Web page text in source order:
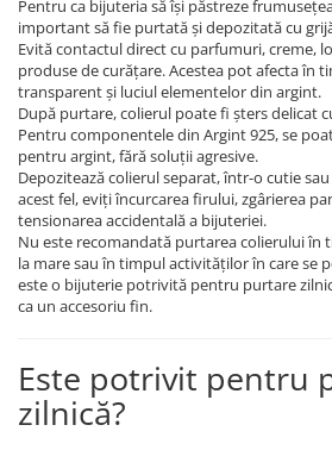
Pentru ca bijuteria să își păstreze
important să fie purtată și depozitată cu
Evită contactul direct cu parfumuri, creme,
produse de curățare. Acestea pot afecta în
transparent și luciul elementelor din argint.
După purtare, colierul poate fi șters delicat
Pentru componentele din Argint 925, se
pentru argint, fără soluții agresive.
Depozitează colierul separat, într-o cutie
acest fel, eviți încurcarea firului, zgârierea
tensionarea accidentală a bijuteriei.
Nu este recomandată purtarea colierului în
la mare sau în timpul activităților în care se
este o bijuterie potrivită pentru purtare
ca un accesoriu fin.
Este potrivit pentru
zilnică?